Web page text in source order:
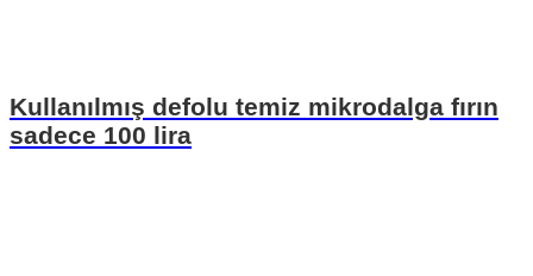
Kullanılmış defolu temiz mikrodalga fırın
sadece 100 lira